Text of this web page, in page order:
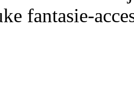
fantasie-